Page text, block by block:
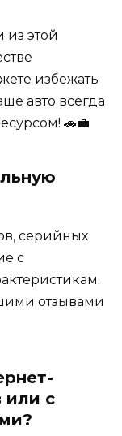
этой
избежать
авто всегда
🚗💼
серийных
с
отзывами
или с